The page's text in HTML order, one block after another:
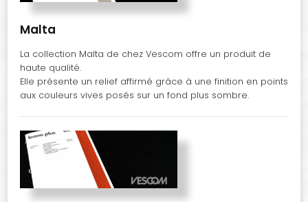
Malta
La collection Malta de chez Vescom offre un produit de
haute qualité.
Elle présente un relief affirmé grâce à une finition en points
aux couleurs vives posés sur un fond plus sombre.